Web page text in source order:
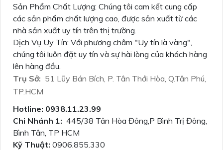
Sản Phẩm Chất Lượng: Chúng tôi cam kết cung cấp
các sản phẩm chất lượng cao, được sản xuất từ các
nhà sản xuất uy tín trên thị trường.
Dịch Vụ Uy Tín: Với phương châm "Uy tín là vàng",
chúng tôi luôn đặt uy tín và sự hài lòng của khách hàng
lên hàng đầu.
Trụ Sở: 51 Lũy Bán Bích, P. Tân Thới Hòa, Q.Tân Phú,
TP.HCM
Hotline: 0938.11.23.99
Chi Nhánh 1: 445/38 Tân Hòa Đông,P Bình Trị Đông,
Bình Tân, TP HCM
Kỹ Thuật: 0906.855.330